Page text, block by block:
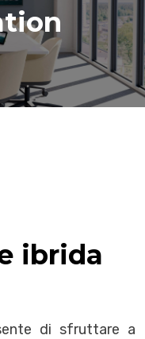
ibrida
di sfruttare a